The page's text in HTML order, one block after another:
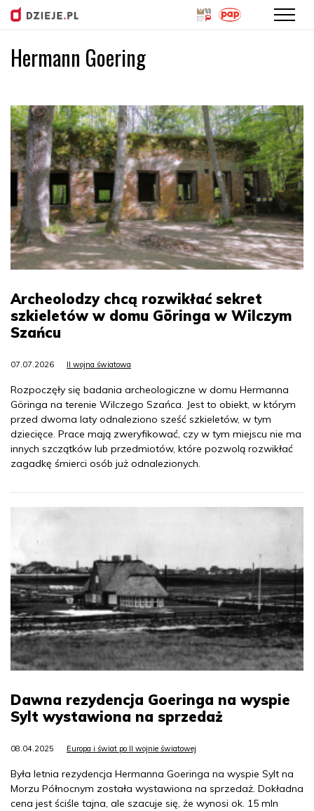
Hermann Goering
Archeolodzy chcą rozwikłać sekret
szkieletów w domu Göringa w Wilczym
Szańcu
07.07.2026 II wojna światowa
Rozpoczęły się badania archeologiczne w domu Hermanna
Göringa na terenie Wilczego Szańca. Jest to obiekt, w którym
przed dwoma laty odnaleziono sześć szkieletów, w tym
dziecięce. Prace mają zweryfikować, czy w tym miejscu nie ma
innych szczątków lub przedmiotów, które pozwolą rozwikłać
zagadkę śmierci osób już odnalezionych.
Dawna rezydencja Goeringa na wyspie
Sylt wystawiona na sprzedaż
08.04.2025 Europa i świat po II wojnie światowej
Była letnia rezydencja Hermanna Goeringa na wyspie Sylt na
Morzu Północnym została wystawiona na sprzedaż. Dokładna
cena jest ściśle tajna, ale szacuje się, że wynosi ok. 15 mln